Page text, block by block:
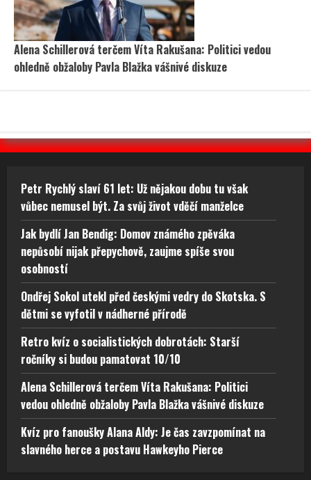
Alena Schillerová terčem Víta Rakušana: Politici vedou
ohledně obžaloby Pavla Blažka vášnivé diskuze
Petr Rychlý slaví 61 let: Už nějakou dobu tu však
vůbec nemusel být. Za svůj život vděčí manželce
Jak bydlí Jan Bendig: Domov známého zpěváka
nepůsobí nijak přepychově, zaujme spíše svou
osobností
Ondřej Sokol utekl před českými vedry do Skotska. S
dětmi se vyfotil v nádherné přírodě
Retro kvíz o socialistických dobrotách: Starší
ročníky si budou pamatovat 10/10
Alena Schillerová terčem Víta Rakušana: Politici
vedou ohledně obžaloby Pavla Blažka vášnivé diskuze
Kvíz pro fanoušky Alana Aldy: Je čas zavzpomínat na
slavného herce a postavu Hawkeyho Pierce